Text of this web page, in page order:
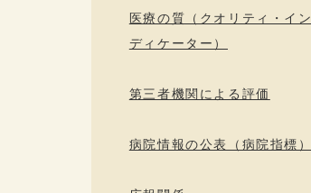
医療の質（クオリティ・イン
ディケーター）
第三者機関による評価
病院情報の公表（病院指標）